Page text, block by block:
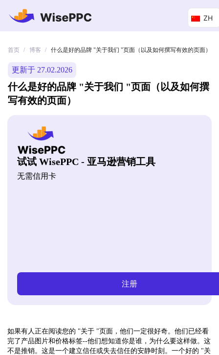
ZH
首页 / 博客 / 什么是好的品牌 "关于我们 "页面（以及如何撰写有效的页面）
更新于 27.02.2026
什么是好的品牌 "关于我们 "页面（以及如何撰
写有效的页面）
试试 WisePPC - 亚马逊营销工具
无需信用卡
注册
如果有人正在阅读您的 "关于 "页面，他们一定很好奇。他们已经看
完了产品图片和价格标签--他们想知道你是谁，为什么要这样做。这
不是推销。这是一个建立信任或失去信任的安静时刻。一个好的 "关